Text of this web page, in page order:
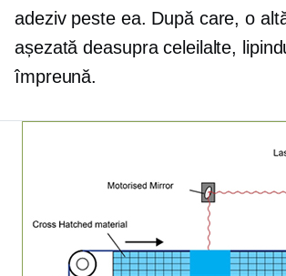
adeziv peste ea. După care, o
așezată deasupra celeilalte,
împreună.